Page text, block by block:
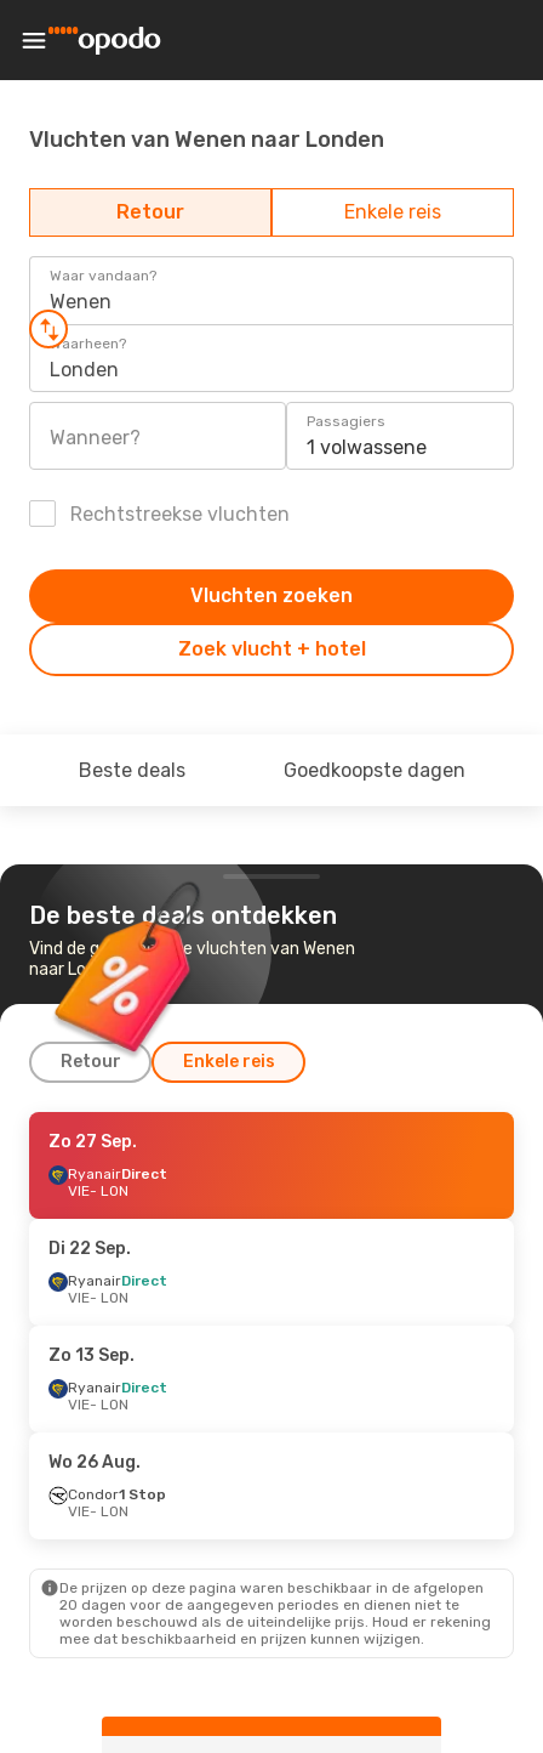
Vluchten van Wenen naar Londen
Retour Enkele reis
Waar vandaan?
Wenen
Waarheen?
Londen
Wanneer?
Passagiers
1 volwassene
Rechtstreekse vluchten
Zoek vlucht + hotel
Vluchten zoeken
Beste deals Goedkoopste dagen
De beste deals ontdekken
Vind de goedkoopste vluchten van Wenen
naar Londen
Retour Enkele reis
Zo 27 Sep.
RyanairDirect
VIE- LON
LON- VIE
Za 19 Sep.- Zo 20 Sep.
RyanairDirect
LON - VIE
Ryanair Direct
VIE- LON
RyanairDirect
LON
- VIE
Vr 21 Aug.- Zo 23 Aug.
Ryanair Direct
VIE- LON
RyanairDirect
LON- VIE
Zo 27 Sep.
RyanairDirect
VIE- LON
Di 22 Sep.
RyanairDirect
VIE- LON
Zo 13 Sep.
RyanairDirect
VIE- LON
Wo 26 Aug.
Condor1 Stop
VIE- LON
De prijzen op deze pagina waren beschikbaar in de afgelopen
20 dagen voor de aangegeven periodes en dienen niet te
worden beschouwd als de uiteindelijke prijs. Houd er rekening
mee dat beschikbaarheid en prijzen kunnen wijzigen.